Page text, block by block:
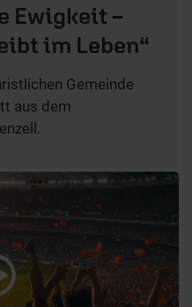
Ewigkeit –
im Leben“
Gemeinde
aus dem